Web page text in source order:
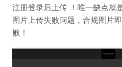
注册登录后上传 ！唯一缺点就
图片上传失败问题，合规图片
败！